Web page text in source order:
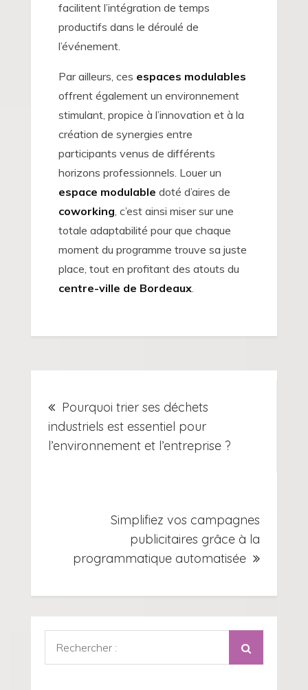
facilitent l’intégration de temps
productifs dans le déroulé de
l’événement.
Par ailleurs, ces espaces modulables
offrent également un environnement
stimulant, propice à l’innovation et à la
création de synergies entre
participants venus de différents
horizons professionnels. Louer un
espace modulable doté d’aires de
coworking, c’est ainsi miser sur une
totale adaptabilité pour que chaque
moment du programme trouve sa juste
place, tout en profitant des atouts du
centre-ville de Bordeaux.
de
l’article
Pourquoi trier ses déchets
industriels est essentiel pour
l’environnement et l’entreprise ?
Simplifiez vos campagnes
publicitaires grâce à la
programmatique automatisée